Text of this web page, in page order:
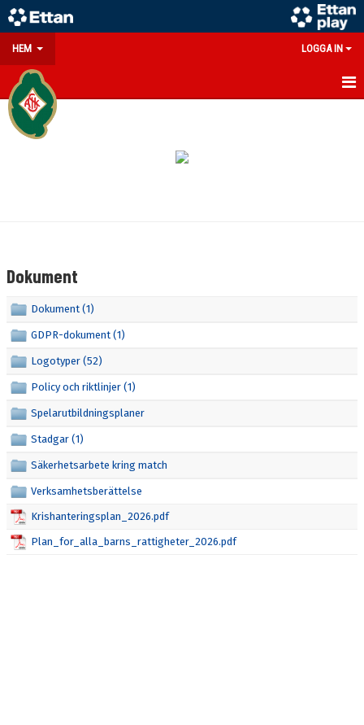
HEM LOGGA IN
GÅ PÅ MATCH
MEDLEMSINFO
BLI MEDLEM
VÅRA LAG/TRÄNARE
GAMLA AIK
Dokument
Dokument (1)
GDPR-dokument (1)
Logotyper (52)
Policy och riktlinjer (1)
Spelarutbildningsplaner
Stadgar (1)
Säkerhetsarbete kring match
Verksamhetsberättelse
Krishanteringsplan_2026.pdf
Plan_for_alla_barns_rattigheter_2026.pdf